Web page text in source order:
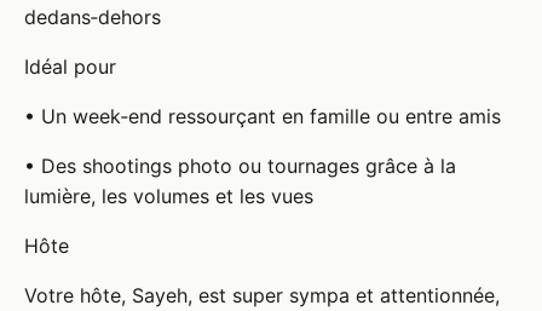
dedans‑dehors
Idéal pour
• Un week‑end ressourçant en famille ou entre amis
• Des shootings photo ou tournages grâce à la
lumière, les volumes et les vues
Hôte
Votre hôte, Sayeh, est super sympa et attentionnée,